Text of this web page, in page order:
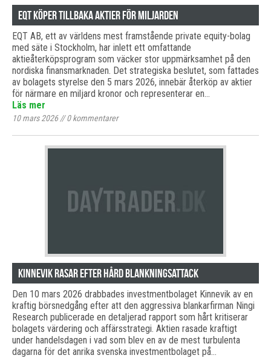
EQT köper tillbaka aktier för miljarden
EQT AB, ett av världens mest framstående private equity-bolag
med säte i Stockholm, har inlett ett omfattande
aktieåterköpsprogram som väcker stor uppmärksamhet på den
nordiska finansmarknaden. Det strategiska beslutet, som fattades
av bolagets styrelse den 5 mars 2026, innebär återköp av aktier
för närmare en miljard kronor och representerar en…
Läs mer
10 mars 2026//0kommentarer
Kinnevik rasar efter hård blankningsattack
Den 10 mars 2026 drabbades investmentbolaget Kinnevik av en
kraftig börsnedgång efter att den aggressiva blankarfirman Ningi
Research publicerade en detaljerad rapport som hårt kritiserar
bolagets värdering och affärsstrategi. Aktien rasade kraftigt
under handelsdagen i vad som blev en av de mest turbulenta
dagarna för det anrika svenska investmentbolaget på…